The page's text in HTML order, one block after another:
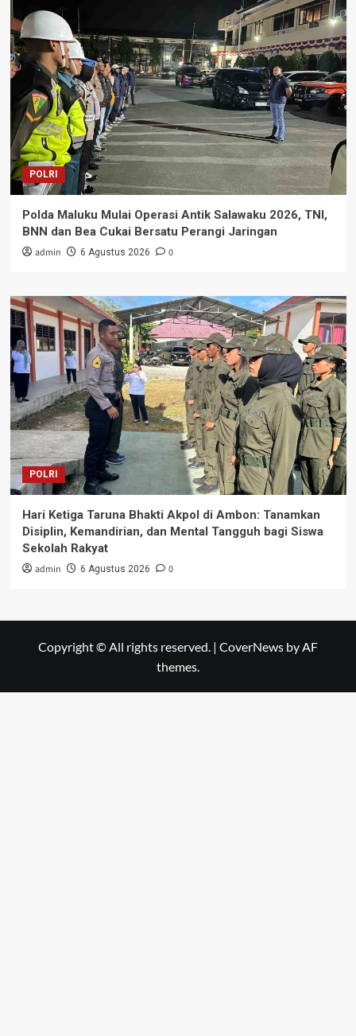
POLRI
Polda Maluku Mulai Operasi Antik Salawaku 2026, TNI,
BNN dan Bea Cukai Bersatu Perangi Jaringan
admin 6 Agustus 2026 0
POLRI
Hari Ketiga Taruna Bhakti Akpol di Ambon: Tanamkan
Disiplin, Kemandirian, dan Mental Tangguh bagi Siswa
Sekolah Rakyat
admin 6 Agustus 2026 0
Copyright © All rights reserved. | CoverNews by AF
themes.